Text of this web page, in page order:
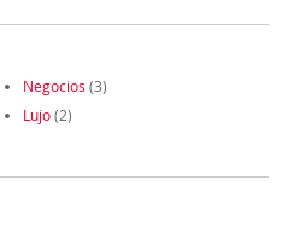
Negocios (3)
Lujo(2)